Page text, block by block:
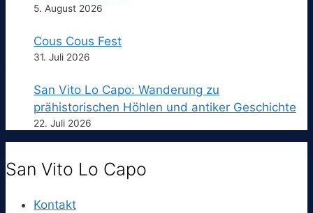
5. August 2026
Cous Cous Fest
31. Juli 2026
San Vito Lo Capo: Wanderung zu
prähistorischen Höhlen und antiker Geschichte
22. Juli 2026
San Vito Lo Capo
Kontakt